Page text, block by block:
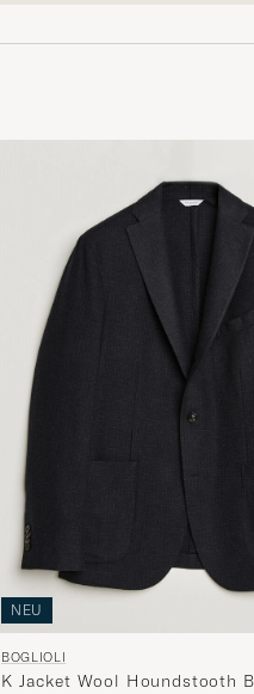
NEU
BOGLIOLI
K Jacket Wool Houndstooth